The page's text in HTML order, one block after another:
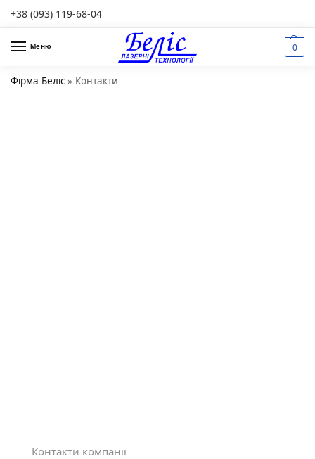
+38 (093) 119-68-04
Меню 0
Фірма Беліс » Контакти
Контакти компанії